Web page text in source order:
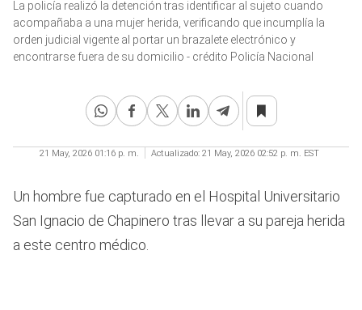
seconds
seconds
La policía realizó la detención tras identificar al sujeto cuando
acompañaba a una mujer herida, verificando que incumplía la
orden judicial vigente al portar un brazalete electrónico y
encontrarse fuera de su domicilio - crédito Policía Nacional
21 May, 2026 01:16 p. m. Actualizado: 21 May, 2026 02:52 p. m. EST
Un hombre fue capturado en el Hospital Universitario
San Ignacio de Chapinero tras llevar a su pareja herida
a este centro médico.